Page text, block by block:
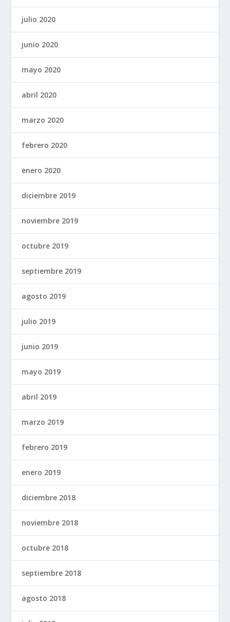
julio 2020
junio 2020
mayo 2020
abril 2020
marzo 2020
febrero 2020
enero 2020
diciembre 2019
noviembre 2019
octubre 2019
septiembre 2019
agosto 2019
julio 2019
junio 2019
mayo 2019
abril 2019
marzo 2019
febrero 2019
enero 2019
diciembre 2018
noviembre 2018
octubre 2018
septiembre 2018
agosto 2018